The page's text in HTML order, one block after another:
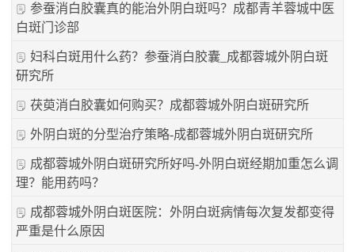
参蚕消白胶囊真的能治外阴白斑吗？成都青羊蓉城中医
白斑门诊部
妇科白斑用什么药？参蚕消白胶囊_成都蓉城外阴白斑
研究所
茯萸消白胶囊如何购买？成都蓉城外阴白斑研究所
外阴白斑的分型治疗策略-成都蓉城外阴白斑研究所
成都蓉城外阴白斑研究所好吗-外阴白斑经期加重怎么调
理？能用药吗？
成都蓉城外阴白斑医院：外阴白斑病情每次复发都变得
严重是什么原因